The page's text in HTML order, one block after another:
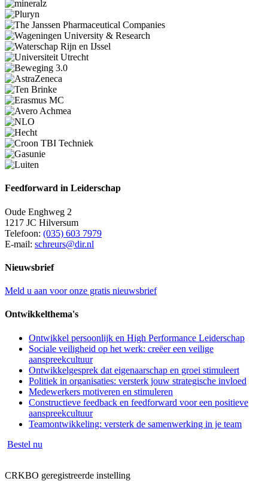
Feedforward in Leiderschap
Oude Enghweg 2
1217 JC Hilversum
Telefoon: (035) 603 7979
E-mail: schreurs@dir.nl
Nieuwsbrief
Meld u aan voor onze gratis nieuwsbrief
Ontwikkelthema's
Ontwikkel persoonlijk en High Performance Leiderschap
Sociale veiligheid op het werk: creëer een veilige
aanspreekcultuur
Ontwikkelgesprek dat eigenaarschap en groei stimuleert
Politiek in organisaties: versterk jouw strategische invloed
Medewerkers motiveren en stimuleren
Constructieve feedback en feedforward voor een positieve
aanspreekcultuur
Teamontwikkeling: versterk de samenwerking in je team
Bestel nu
CRKBO geregistreerde instelling